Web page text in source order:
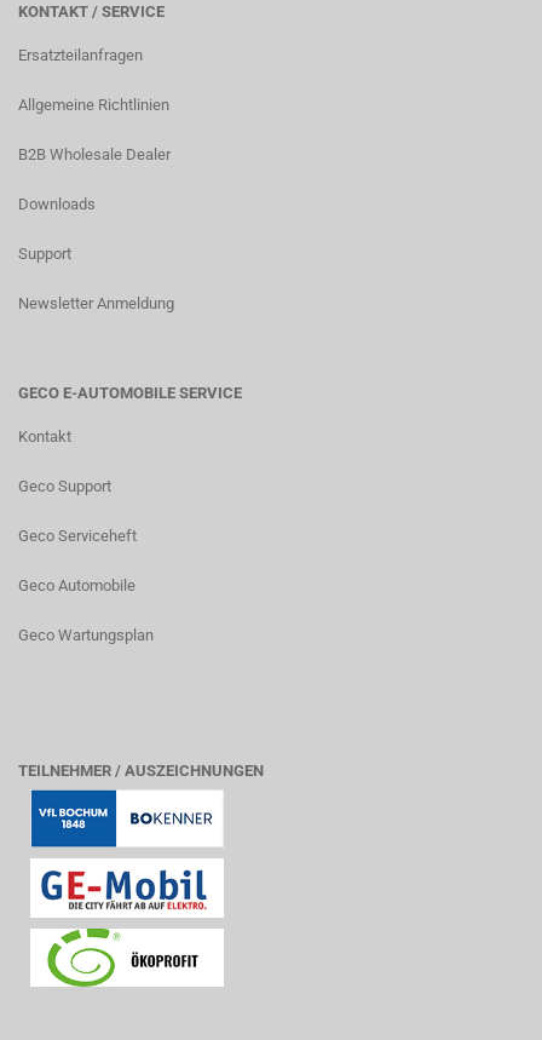
KONTAKT / SERVICE
Ersatzteilanfragen
Allgemeine Richtlinien
B2B Wholesale Dealer
Downloads
Support
Newsletter Anmeldung
GECO E-AUTOMOBILE SERVICE
Kontakt
Geco Support
Geco Serviceheft
Geco Automobile
Geco Wartungsplan
TEILNEHMER / AUSZEICHNUNGEN